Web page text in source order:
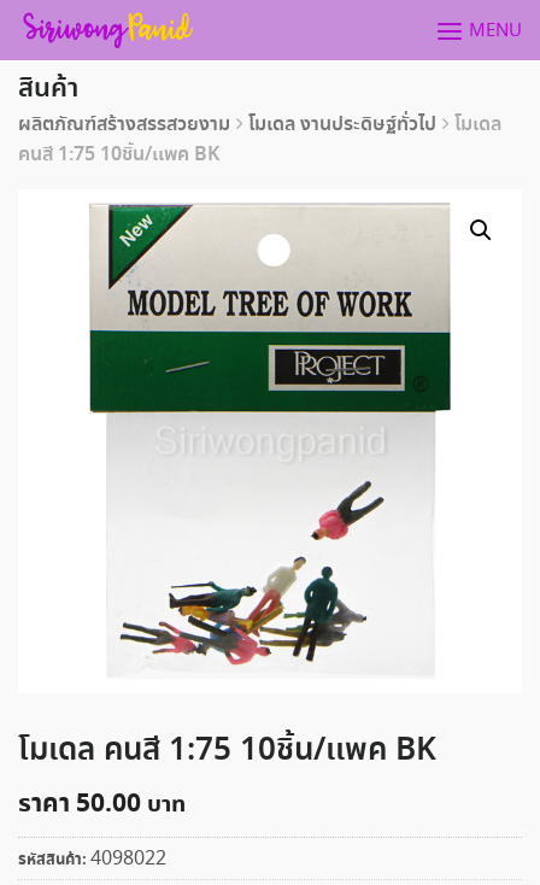
Skip
content
MENU
สินค้า
ผลิตภัณฑ์สร้างสรรสวยงาม โมเดล งานประดิษฐ์ทั่วไป
โมเดล
คนสี 1:75 10ชิ้น/เเพค BK
โมเดล คนสี 1:75 10ชิ้น/เเพค BK
ราคา 50.00
รหัสสินค้า: 4098022